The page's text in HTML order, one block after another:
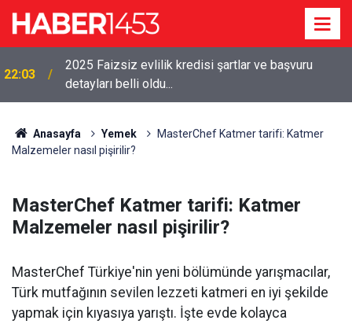
22:03
2025 Faizsiz evlilik kredisi şartlar ve başvuru
detayları belli oldu...
Anasayfa Yemek
MasterChef Katmer tarifi: Katmer
Malzemeler nasıl pişirilir?
MasterChef Katmer tarifi: Katmer
Malzemeler nasıl pişirilir?
MasterChef Türkiye'nin yeni bölümünde yarışmacılar,
Türk mutfağının sevilen lezzeti katmeri en iyi şekilde
yapmak için kıyasıya yarıştı. İşte evde kolayca